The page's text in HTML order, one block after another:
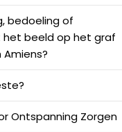
bedoeling of
beeld op het graf
Amiens?
Ontspanning Zorgen